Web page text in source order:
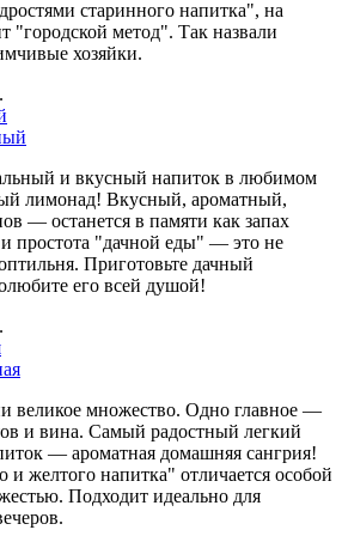
старинного напитка", на
"городской метод". Так назвали
хозяйки.
и вкусный напиток в любимом
лимонад! Вкусный, ароматный,
— останется в памяти как запах
простота "дачной еды" — это не
Приготовьте дачный
его всей душой!
великое множество. Одно главное —
и вина. Самый радостный легкий
— ароматная домашняя сангрия!
и желтого напитка" отличается особой
Подходит идеально для